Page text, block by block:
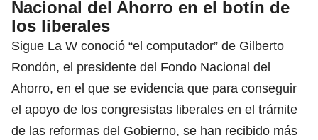
Nacional del Ahorro en el botín de
los liberales
Sigue La W conoció “el computador” de Gilberto
Rondón, el presidente del Fondo Nacional del
Ahorro, en el que se evidencia que para conseguir
el apoyo de los congresistas liberales en el trámite
de las reformas del Gobierno, se han recibido más